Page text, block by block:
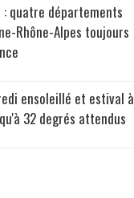
: quatre départements
Rhône-Alpes toujours
ensoleillé et estival à
32 degrés attendus